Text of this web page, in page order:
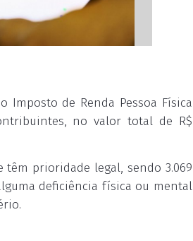
Imposto de Renda Pessoa Física
no valor total de R$
têm prioridade legal, sendo 3.069
deficiência física ou mental